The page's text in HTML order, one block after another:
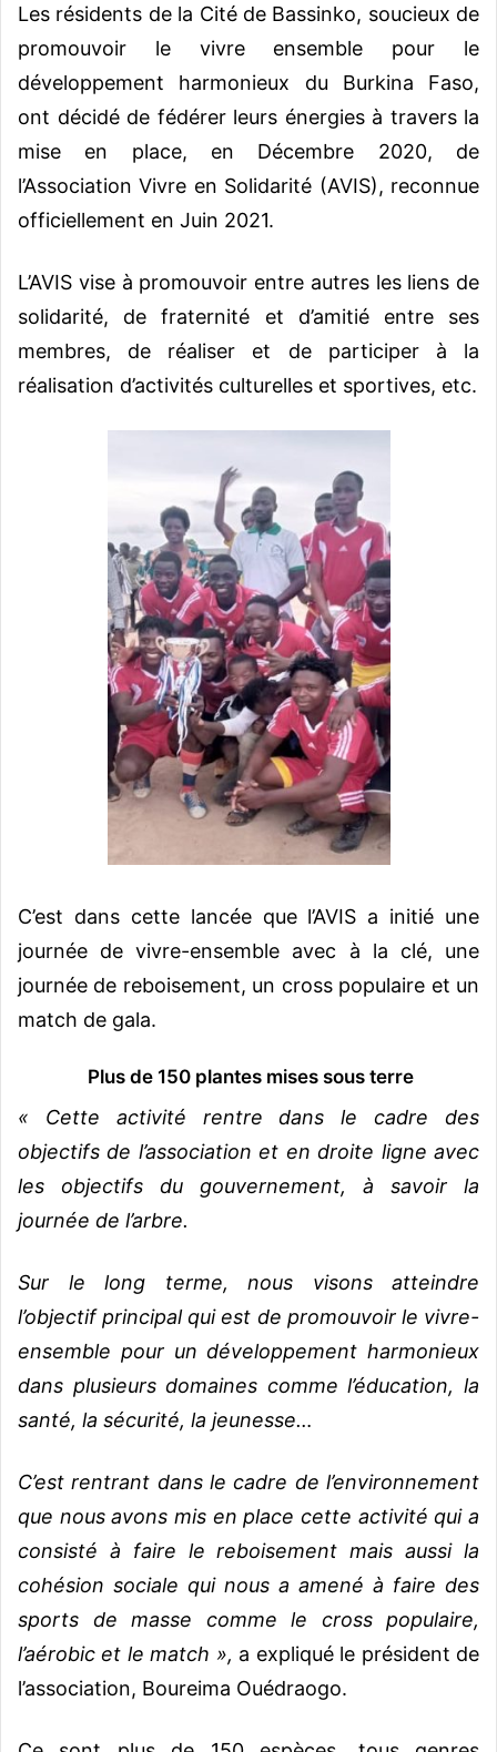
Les résidents de la Cité de Bassinko, soucieux de
promouvoir le vivre ensemble pour le
développement harmonieux du Burkina Faso,
ont décidé de fédérer leurs énergies à travers la
mise en place, en Décembre 2020, de
l’Association Vivre en Solidarité (AVIS), reconnue
officiellement en Juin 2021.
L’AVIS vise à promouvoir entre autres les liens de
solidarité, de fraternité et d’amitié entre ses
membres, de réaliser et de participer à la
réalisation d’activités culturelles et sportives, etc.
C’est dans cette lancée que l’AVIS a initié une
journée de vivre-ensemble avec à la clé, une
journée de reboisement, un cross populaire et un
match de gala.
Plus de 150 plantes mises sous terre
« Cette activité rentre dans le cadre des
objectifs de l’association et en droite ligne avec
les objectifs du gouvernement, à savoir la
journée de l’arbre.
Sur le long terme, nous visons atteindre
l’objectif principal qui est de promouvoir le vivre-
ensemble pour un développement harmonieux
dans plusieurs domaines comme l’éducation, la
santé, la sécurité, la jeunesse…
C’est rentrant dans le cadre de l’environnement
que nous avons mis en place cette activité qui a
consisté à faire le reboisement mais aussi la
cohésion sociale qui nous a amené à faire des
sports de masse comme le cross populaire,
l’aérobic et le match », a expliqué le président de
l’association, Boureima Ouédraogo.